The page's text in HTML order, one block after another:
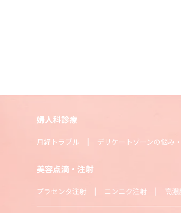
婦人科診療
月経トラブル デリケートゾーンの悩み
美容点滴・注射
プラセンタ注射 ニンニク注射 高